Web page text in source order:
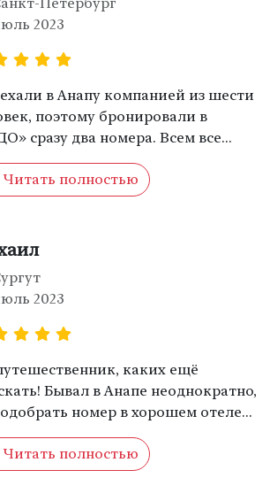
2023
в Анапу компанией из шести
поэтому бронировали в
сразу два номера. Всем все
особенно, бассейн и
Наполнение номеров тоже
Будет возможность –
много, но не все из них находятся
Читать полностью
2023
каких ещё
Бывал в Анапе неоднократно,
номер в хорошем отеле
непросто, особенно в разгар
Не хотелось селиться в частном
поэтому просто пришел в
Читать полностью